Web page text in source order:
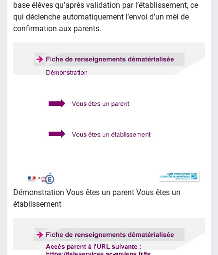
base élèves qu’après validation par l’établissement, ce
qui déclenche automatiquement l’envoi d’un mèl de
confirmation aux parents.
Démonstration Vous êtes un parent Vous êtes un
établissement